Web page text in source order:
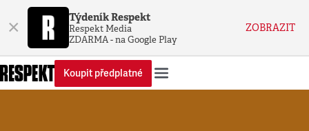
× Týdeník Respekt
Respekt Media
ZDARMA - na Google Play
ZOBRAZIT
Koupit předplatné